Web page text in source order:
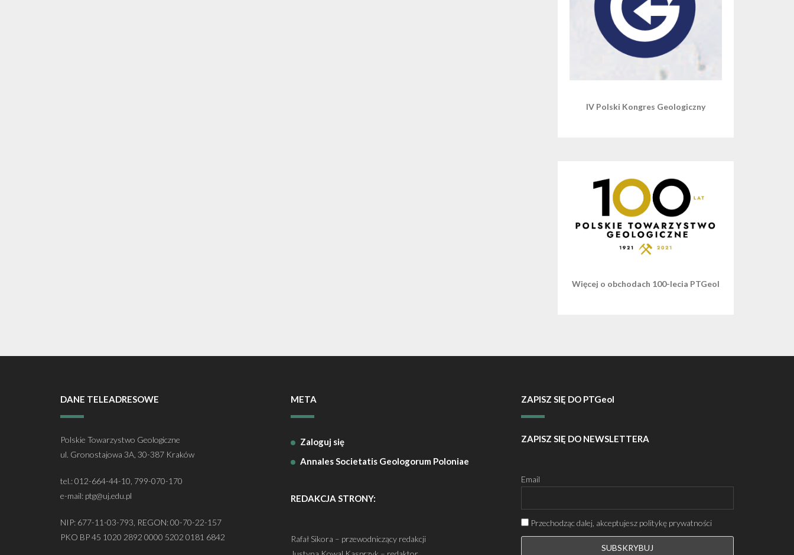
IV Polski Kongres Geologiczny
Więcej o obchodach 100-lecia PTGeol
DANE TELEADRESOWE
Polskie Towarzystwo Geologiczne
ul. Gronostajowa 3A, 30-387 Kraków
tel.: 012-664-44-10, 799-070-170
e-mail: ptg@uj.edu.pl
NIP: 677-11-03-793, REGON: 00-70-22-157
PKO BP 45 1020 2892 0000 5202 0181 6842
META
Zaloguj się
Annales Societatis Geologorum Poloniae
REDAKCJA STRONY:
Rafał Sikora – przewodniczący redakcji
ZAPISZ SIĘ DO PTGeol
ZAPISZ SIĘ DO NEWSLETTERA
Email
Przechodząc dalej, akceptujesz politykę prywatności